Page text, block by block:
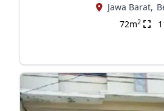
Jawa Barat,
72m2